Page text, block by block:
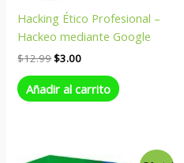
Hacking Ético Profesional –
Hackeo mediante Google
$12.99$3.00
Añadir al carrito
El
El